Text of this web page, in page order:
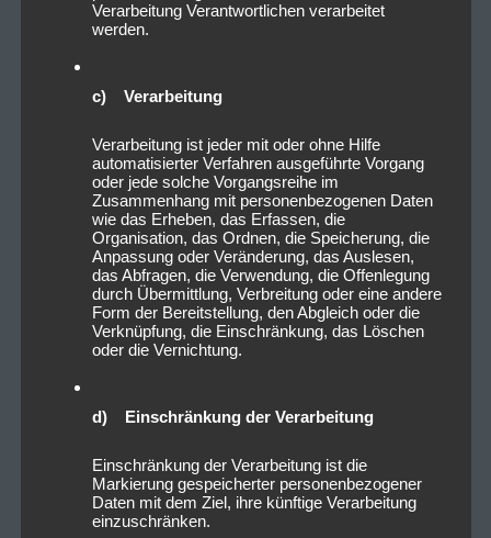
Verarbeitung Verantwortlichen verarbeitet
werden.
c) Verarbeitung
Verarbeitung ist jeder mit oder ohne Hilfe
automatisierter Verfahren ausgeführte Vorgang
oder jede solche Vorgangsreihe im
Zusammenhang mit personenbezogenen Daten
wie das Erheben, das Erfassen, die
Organisation, das Ordnen, die Speicherung, die
Anpassung oder Veränderung, das Auslesen,
das Abfragen, die Verwendung, die Offenlegung
durch Übermittlung, Verbreitung oder eine andere
Form der Bereitstellung, den Abgleich oder die
Verknüpfung, die Einschränkung, das Löschen
oder die Vernichtung.
d) Einschränkung der Verarbeitung
Einschränkung der Verarbeitung ist die
Markierung gespeicherter personenbezogener
Daten mit dem Ziel, ihre künftige Verarbeitung
einzuschränken.